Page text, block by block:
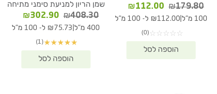
₪179.80
המחיר
המקורי
₪179.80.
₪112.00
המחיר
הנוכחי
100 מ"ל ₪112.00 ל- 100 מ"ל
☆
☆
☆
☆
☆
(0)
שמן הריון למניעת סימני מתיחה
₪408.30
המחיר
המקורי
₪408.30.
₪302.90
הנוכחי
400 מ"ל ₪75.73 ל- 100 מ"ל
★
★
★
★
★
(1)